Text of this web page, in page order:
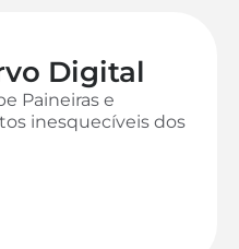
Digital
Paineiras e
inesquecíveis dos